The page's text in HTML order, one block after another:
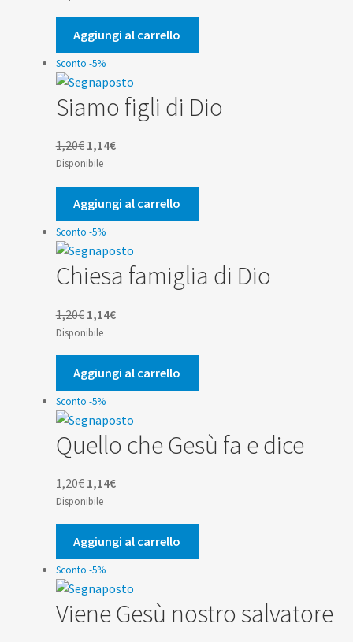
originale
era:
1,20€.
attuale
è:
1,14€.
Aggiungi al carrello
Sconto -5%
Siamo figli di Dio
1,20€ Il
prezzo
originale
era:
1,20€.
1,14€Il
attuale
è:
1,14€.
Disponibile
Aggiungi al carrello
Sconto -5%
Chiesa famiglia di Dio
1,20€ Il
prezzo
originale
era:
1,20€.
1,14€Il
attuale
è:
1,14€.
Disponibile
Aggiungi al carrello
Sconto -5%
Quello che Gesù fa e dice
1,20€ Il
prezzo
originale
era:
1,20€.
1,14€Il
attuale
è:
1,14€.
Disponibile
Aggiungi al carrello
Sconto -5%
Viene Gesù nostro salvatore